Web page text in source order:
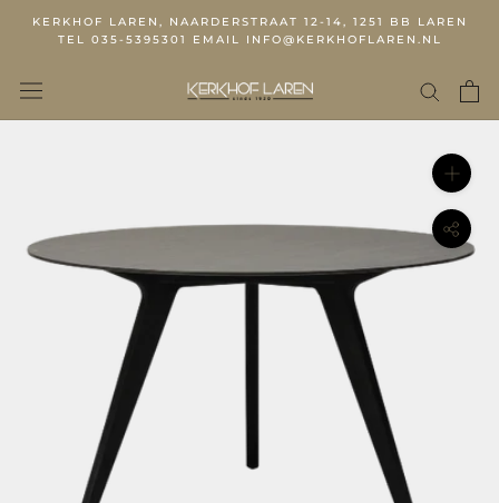
KERKHOF LAREN, NAARDERSTRAAT 12-14, 1251 BB LAREN
TEL 035-5395301 EMAIL INFO@KERKHOFLAREN.NL